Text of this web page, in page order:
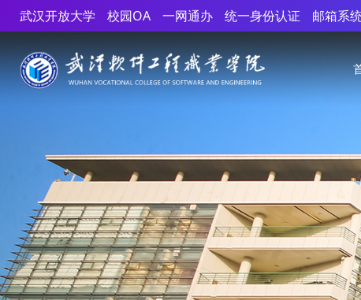
武汉开放大学 校园OA 一网通办 统一身份认证 邮箱系